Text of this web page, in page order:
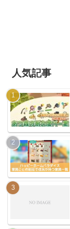
人気記事